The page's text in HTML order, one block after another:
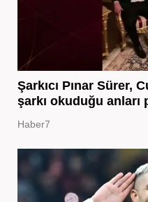
Şarkıcı Pınar Sürer,
şarkı okuduğu anları
Haber7